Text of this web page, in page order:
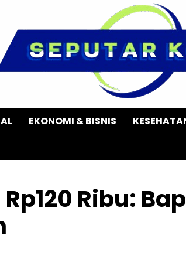
EKONOMI & BISNIS
Ribu: